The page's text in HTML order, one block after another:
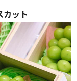
カット